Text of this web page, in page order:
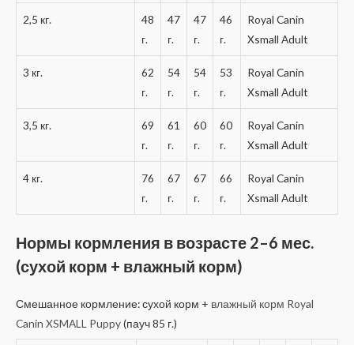
2,5 кг.
48
г.
47
г.
47
г.
46
г.
Royal Canin
Xsmall Adult
3 кг.
62
г.
54
г.
54
г.
53
г.
Royal Canin
Xsmall Adult
3,5 кг.
69
г.
61
г.
60
г.
60
г.
Royal Canin
Xsmall Adult
4 кг.
76
г.
67
г.
67
г.
66
г.
Royal Canin
Xsmall Adult
Нормы кормления в возрасте 2–6 мес.
(сухой корм + влажный корм)
Смешанное кормление: сухой корм + влажный корм Royal
Canin XSMALL Puppy(пауч 85 г.)